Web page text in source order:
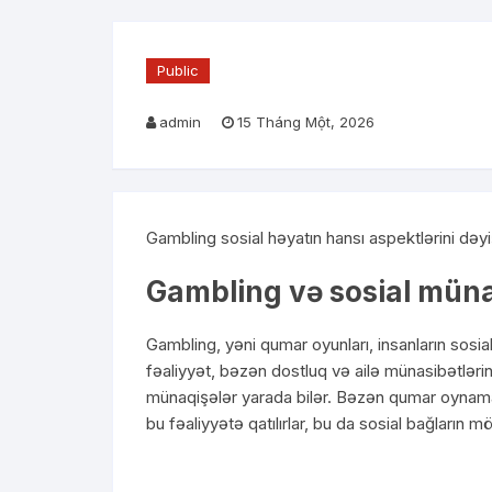
Public
admin 15 Tháng Một, 2026
Gambling sosial həyatın hansı aspektlərini
Gambling və sosial
Gambling, yəni qumar oyunları, insanların
fəaliyyət, bəzən dostluq və ailə
münaqişələr yarada bilər. Bəzən qumar
bu fəaliyyətə qatılırlar, bu da sosial bağların